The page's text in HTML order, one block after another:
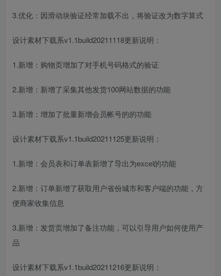
3.优化：因滑动块验证经常加载不出，将验证改为数字算式
设计素材下载系v1.1build20211118更新说明：
1.新增：购物页增加了对手机号码格式的验证
2.新增：新增了采集其他发货100网站数据的功能
3.新增：增加了批量新增会员帐号的的功能
设计素材下载系v1.1build20211125更新说明：
1.新增：会员表和订单表新增了导出为excel的功能
2.新增：订单新增了获取用户省份城市和客户端的功能，方
便商家收集信息
3.新增：发货页增加了备注功能，可以引导用户如何使用产
品
设计素材下载系v1.1build20211216更新说明：